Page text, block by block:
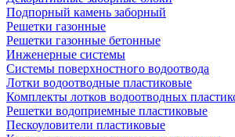
Подпорный камень заборный
Решетки газонные
Решетки газонные бетонные
Инженерные системы
Системы поверхностного водоотвода
Лотки водоотводные пластиковые
Комплекты лотков водоотводных
Решетки водоприемные пластиковые
Пескоуловители пластиковые